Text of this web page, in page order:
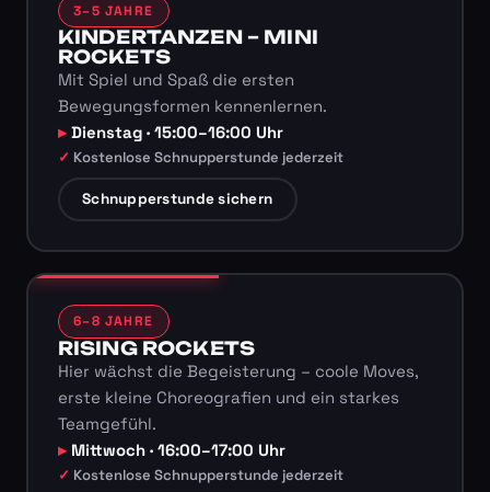
3–5 JAHRE
KINDERTANZEN – MINI
ROCKETS
Mit Spiel und Spaß die ersten
Bewegungsformen kennenlernen.
Dienstag · 15:00–16:00 Uhr
Kostenlose Schnupperstunde jederzeit
Schnupperstunde sichern
6–8 JAHRE
RISING ROCKETS
Hier wächst die Begeisterung – coole Moves,
erste kleine Choreografien und ein starkes
Teamgefühl.
Mittwoch · 16:00–17:00 Uhr
Kostenlose Schnupperstunde jederzeit